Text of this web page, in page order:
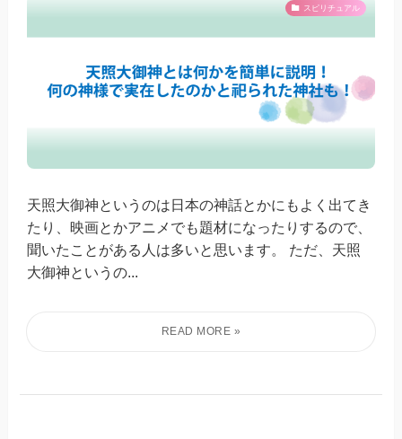
スピリチュアル
天照大御神というのは日本の神話とかにもよく出てき
たり、映画とかアニメでも題材になったりするので、
聞いたことがある人は多いと思います。 ただ、天照
大御神というの...